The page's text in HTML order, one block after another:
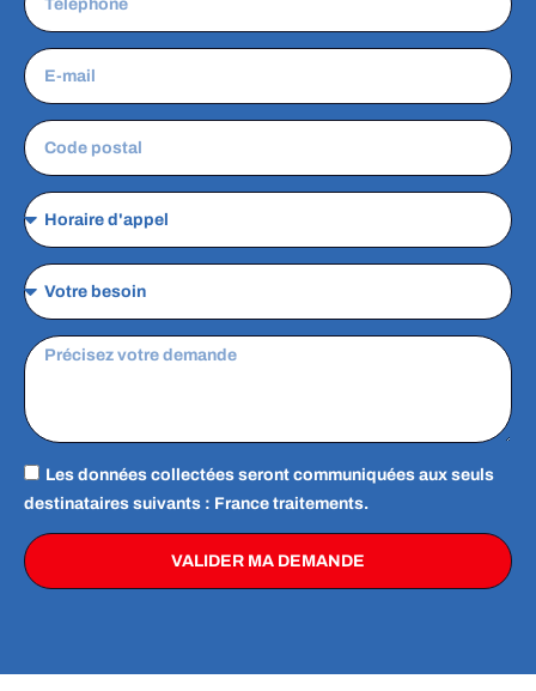
Les données collectées seront communiquées aux seuls
destinataires suivants : France traitements.
VALIDER MA DEMANDE